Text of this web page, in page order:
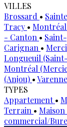
VILLES
Brossard •
Tracy •
- Canton •
Carignan •
Longueuil
Montréal
(Anjou) •
TYPES
Appartement•
Terrain •
commercial/